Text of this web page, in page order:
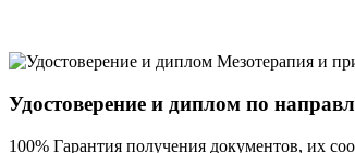
Удостоверение и диплом по
100% Гарантия получения документов, их